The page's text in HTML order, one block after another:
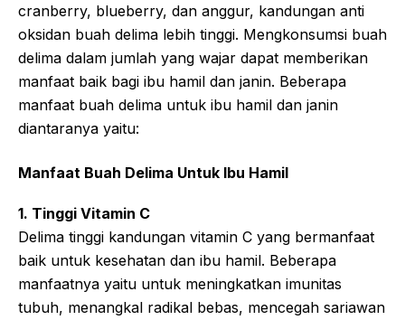
cranberry, blueberry, dan anggur, kandungan anti
oksidan buah delima lebih tinggi. Mengkonsumsi buah
delima dalam jumlah yang wajar dapat memberikan
manfaat baik bagi ibu hamil dan janin. Beberapa
manfaat buah delima untuk ibu hamil dan janin
diantaranya yaitu:
Manfaat Buah Delima Untuk Ibu Hamil
1. Tinggi Vitamin C
Delima tinggi kandungan vitamin C yang bermanfaat
baik untuk kesehatan dan ibu hamil. Beberapa
manfaatnya yaitu untuk meningkatkan imunitas
tubuh, menangkal radikal bebas, mencegah sariawan